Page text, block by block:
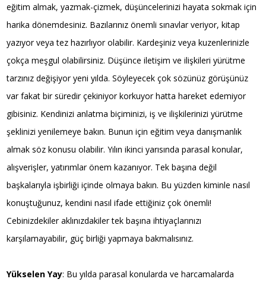
eğitim almak, yazmak-çizmek, düşüncelerinizi hayata sokmak için
harika dönemdesiniz. Bazılarınız önemli sınavlar veriyor, kitap
yazıyor veya tez hazırlıyor olabilir. Kardeşiniz veya kuzenlerinizle
çokça meşgul olabilirsiniz. Düşünce iletişim ve ilişkileri yürütme
tarzınız değişiyor yeni yılda. Söyleyecek çok sözünüz görüşünüz
var fakat bir süredir çekiniyor korkuyor hatta hareket edemiyor
gibisiniz. Kendinizi anlatma biçiminizi, iş ve ilişkilerinizi yürütme
şeklinizi yenilemeye bakın. Bunun için eğitim veya danışmanlık
almak söz konusu olabilir. Yılın ikinci yarısında parasal konular,
alışverişler, yatırımlar önem kazanıyor. Tek başına değil
başkalarıyla işbirliği içinde olmaya bakın. Bu yüzden kiminle nasıl
konuştuğunuz, kendini nasıl ifade ettiğiniz çok önemli!
Cebinizdekiler aklınızdakiler tek başına ihtiyaçlarınızı
karşılamayabilir, güç birliği yapmaya bakmalısınız.
Yükselen Yay: Bu yılda parasal konularda ve harcamalarda